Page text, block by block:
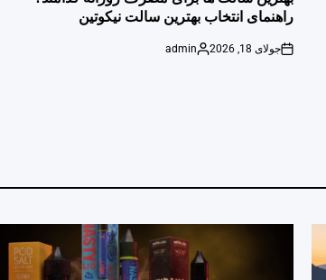
راهنمای انتخاب بهترین سالت نیکوتین
on
جولای 18, 2026
Posted
admin